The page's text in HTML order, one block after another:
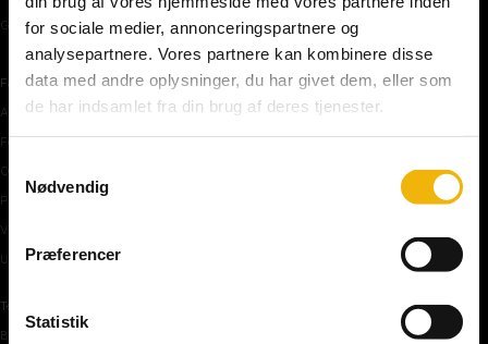
for sociale medier, annonceringspartnere og
analysepartnere. Vores partnere kan kombinere disse
data med andre oplysninger, du har givet dem, eller som
de har indsamlet fra din brug af deres tjenester.
Nødvendig
Præferencer
Statistik
Generhvervelse af kørekort
Færdselstavler
Advarselstavler
Forbudstavler
Oplysningstavler
Påbudstavler
Vigepligtstavler
Undertavler
Teoriundervisning
Bilens teknik